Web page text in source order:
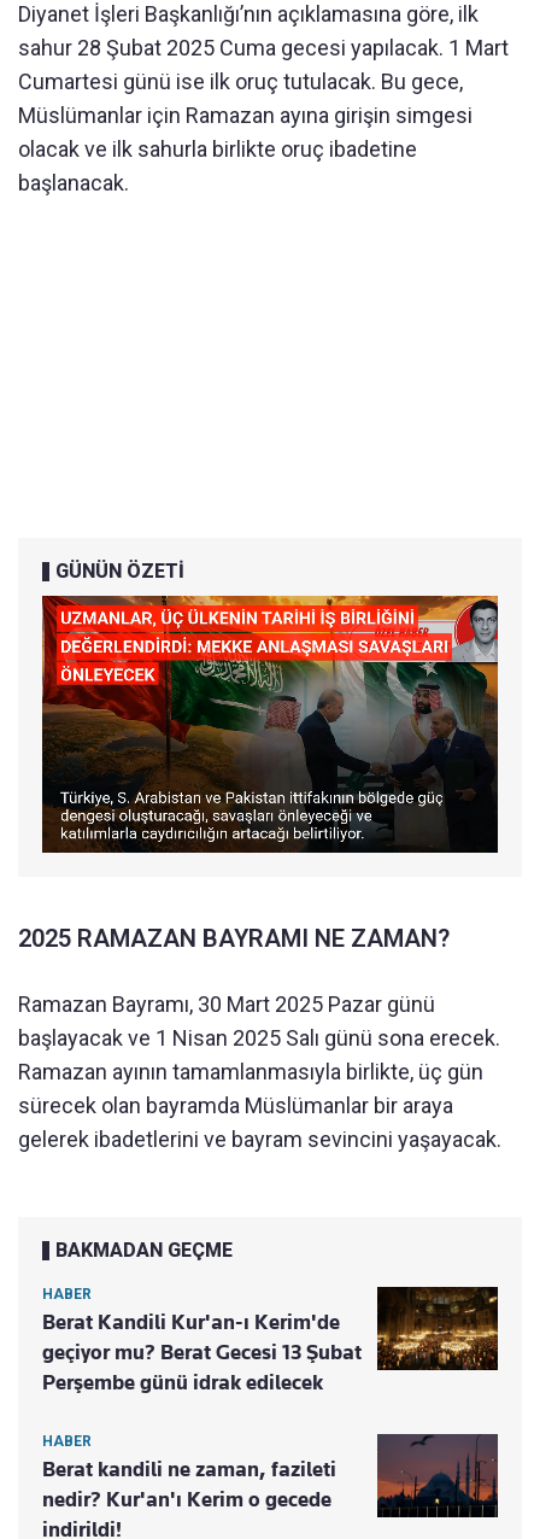
Diyanet İşleri Başkanlığı’nın açıklamasına göre, ilk
sahur 28 Şubat 2025 Cuma gecesi yapılacak. 1 Mart
Cumartesi günü ise ilk oruç tutulacak. Bu gece,
Müslümanlar için Ramazan ayına girişin simgesi
olacak ve ilk sahurla birlikte oruç ibadetine
başlanacak.
GÜNÜN ÖZETİ
2025 RAMAZAN BAYRAMI NE ZAMAN?
Ramazan Bayramı, 30 Mart 2025 Pazar günü
başlayacak ve 1 Nisan 2025 Salı günü sona erecek.
Ramazan ayının tamamlanmasıyla birlikte, üç gün
sürecek olan bayramda Müslümanlar bir araya
gelerek ibadetlerini ve bayram sevincini yaşayacak.
BAKMADAN GEÇME
HABER
Berat Kandili Kur'an-ı Kerim'de
geçiyor mu? Berat Gecesi 13 Şubat
Perşembe günü idrak edilecek
HABER
Berat kandili ne zaman, fazileti
nedir? Kur'an'ı Kerim o gecede
indirildi!